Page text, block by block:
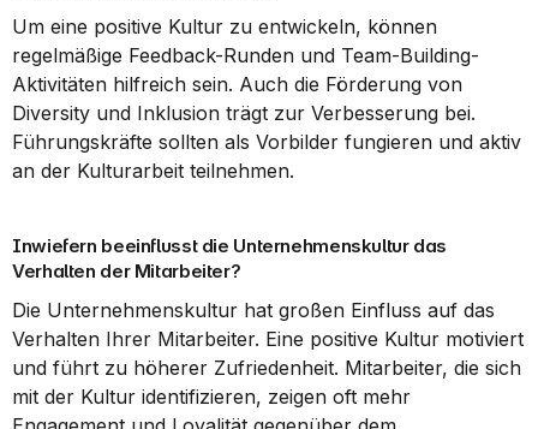
Um eine positive Kultur zu entwickeln, können
regelmäßige Feedback-Runden und Team-Building-
Aktivitäten hilfreich sein. Auch die Förderung von
Diversity und Inklusion trägt zur Verbesserung bei.
Führungskräfte sollten als Vorbilder fungieren und aktiv
an der Kulturarbeit teilnehmen.
Inwiefern beeinflusst die Unternehmenskultur das
Verhalten der Mitarbeiter?
Die Unternehmenskultur hat großen Einfluss auf das
Verhalten Ihrer Mitarbeiter. Eine positive Kultur motiviert
und führt zu höherer Zufriedenheit. Mitarbeiter, die sich
mit der Kultur identifizieren, zeigen oft mehr